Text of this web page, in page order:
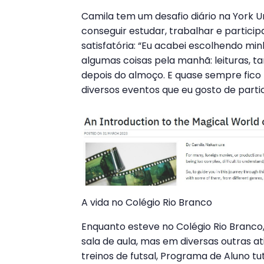
Camila tem um desafio diário na York
conseguir estudar, trabalhar e
satisfatória: “Eu acabei escolhendo
algumas coisas pela manhã: leituras,
depois do almoço. E quase sempre
diversos eventos que eu gosto de
A vida no Colégio Rio Branco
Enquanto esteve no Colégio Rio
sala de aula, mas em diversas outras
treinos de futsal, Programa de Aluno